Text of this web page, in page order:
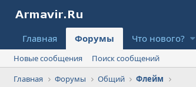
Главная Форумы Что нового?
Новые сообщения
Поиск сообщений
Главная
Форумы Общий Флейм